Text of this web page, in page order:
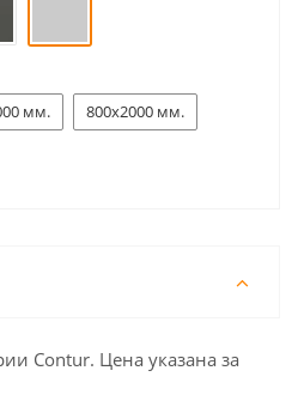
мм. 800x2000 мм.
Contur. Цена указана за